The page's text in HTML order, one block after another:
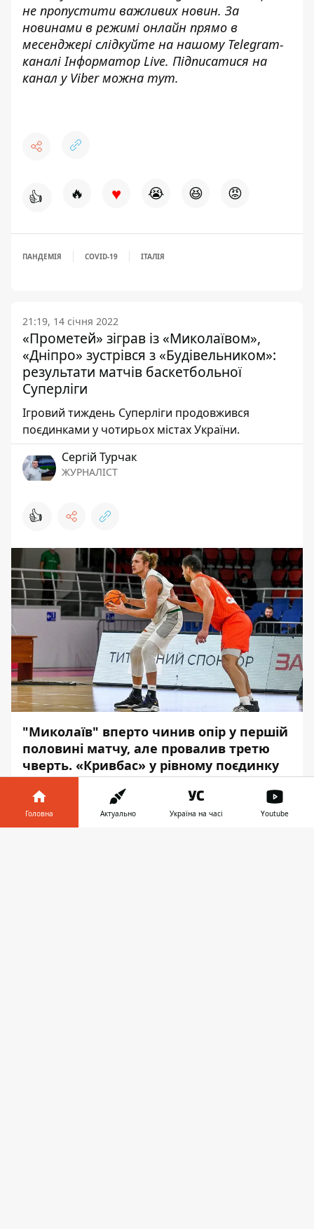
не пропустити важливих новин. За
новинами в режимі онлайн прямо в
месенджері слідкуйте на нашому Telegram-
каналіІнформатор Live. Підписатися на
канал у Viber можна тут.
👍 🔥 ♥ 😭 😆 😡
ПАНДЕМІЯ COVID-19 ІТАЛІЯ
21:19, 14 січня 2022
«Прометей» зіграв із «Миколаївом»,
«Дніпро» зустрівся з «Будівельником»:
результати матчів баскетбольної
Суперліги
Ігровий тиждень Суперліги продовжився
поєдинками у чотирьох містах України.
Сергій Турчак
ЖУРНАЛІСТ
👍
"Миколаїв" вперто чинив опір у першій
половині матчу, але провалив третю
чверть. «Кривбас» у рівному поєдинку
із «Запоріжжям» здобув важливу
гостьову перемогу.
Про перебіг подій у матчах баскетбольної
Головна Актуально Україна на часі Youtube